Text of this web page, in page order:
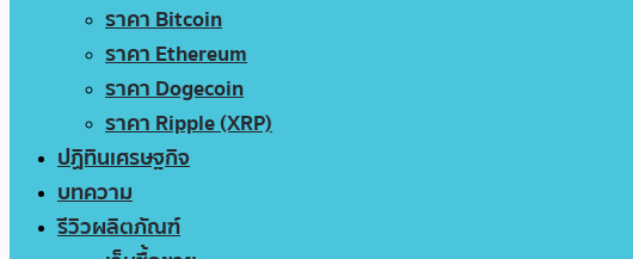
ราคา Bitcoin
ราคา Ethereum
ราคา Dogecoin
ราคา Ripple (XRP)
ปฏิทินเศรษฐกิจ
บทความ
รีวิวผลิตภัณฑ์